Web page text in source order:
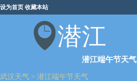
设为首页 收藏本站
潜江
潜江端午节天气
武汉天气 > 潜江端午节天气